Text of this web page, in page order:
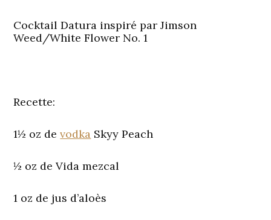
Cocktail Datura inspiré par Jimson
Weed/White Flower No. 1
Recette:
1½ oz devodka Skyy Peach
½ oz de Vida mezcal
1 oz de jus d’aloès